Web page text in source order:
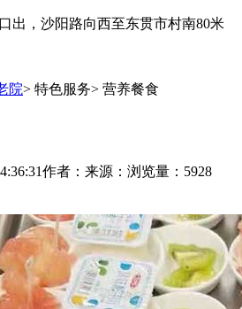
出，沙阳路向西至东贯市村南80米
院> 特色服务> 营养餐食
作者： 来源： 浏览量：5928